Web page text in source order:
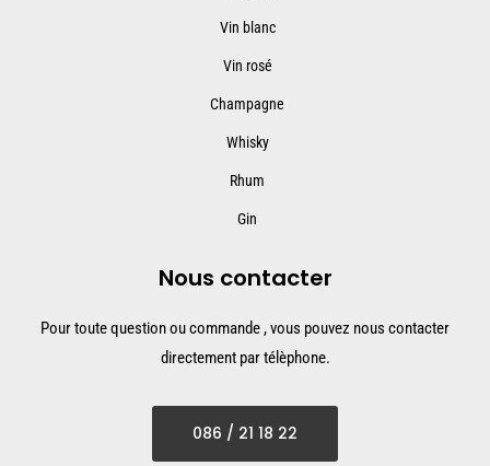
Vin blanc
Vin rosé
Champagne
Whisky
Rhum
Gin
Nous contacter
Pour toute question ou commande , vous pouvez nous contacter
directement par télèphone.
086 / 21 18 22